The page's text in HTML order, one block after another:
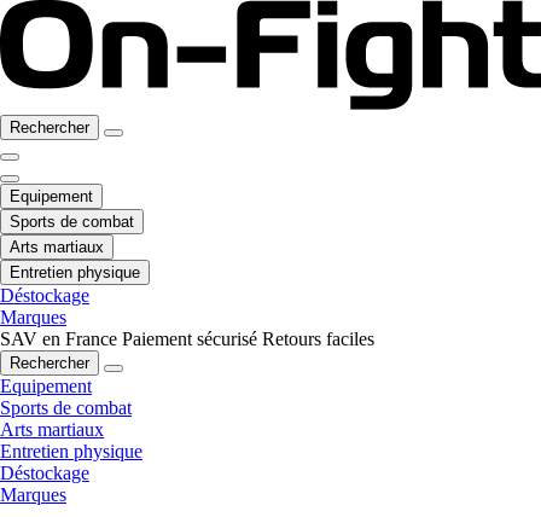
Rechercher
Equipement
Sports de combat
Arts martiaux
Entretien physique
Déstockage
Marques
SAV en France Paiement sécurisé Retours faciles
Rechercher
Equipement
Sports de combat
Arts martiaux
Entretien physique
Déstockage
Marques